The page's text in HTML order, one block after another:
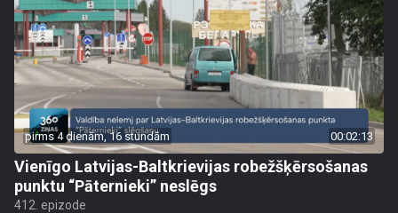
pirms 4 dienām, 16 stundām 00:02:13
Vienīgo Latvijas-Baltkrievijas robežšķērsošanas
punktu “Pāternieki” neslēgs
412. epizode